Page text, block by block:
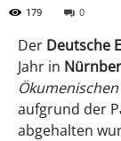
179 0
Der Deutsche
Jahr in
aufgrund der
abgehalten